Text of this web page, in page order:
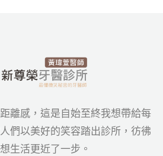
離感，這是自始至終我想帶給每
們以美好的笑容踏出診所，彷彿
生活更近了一步。